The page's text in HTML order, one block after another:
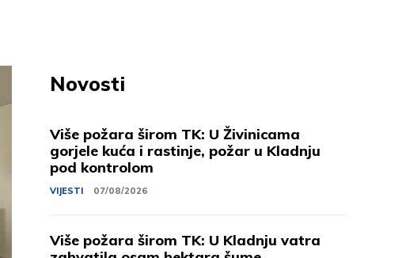
Novosti
Više požara širom TK: U Živinicama
gorjele kuća i rastinje, požar u Kladnju
pod kontrolom
VIJESTI 07/08/2026
Više požara širom TK: U Kladnju vatra